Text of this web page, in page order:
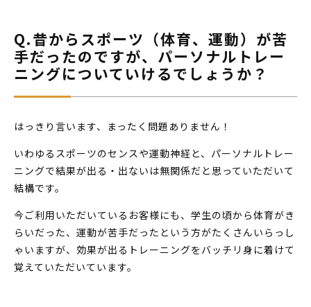
Q.昔からスポーツ（体育、運動）が苦
手だったのですが、パーソナルトレー
ニングについていけるでしょうか？
はっきり言います、まったく問題ありません！
いわゆるスポーツのセンスや運動神経と、パーソナルトレー
ニングで結果が出る・出ないは無関係だと思っていただいて
結構です。
今ご利用いただいているお客様にも、学生の頃から体育がき
らいだった、運動が苦手だったという方がたくさんいらっし
ゃいますが、効果が出るトレーニングをバッチリ身に着けて
覚えていただいています。